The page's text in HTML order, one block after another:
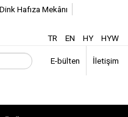
Hafıza Mekânı
TR
EN HY HYW
E-bülten İletişim